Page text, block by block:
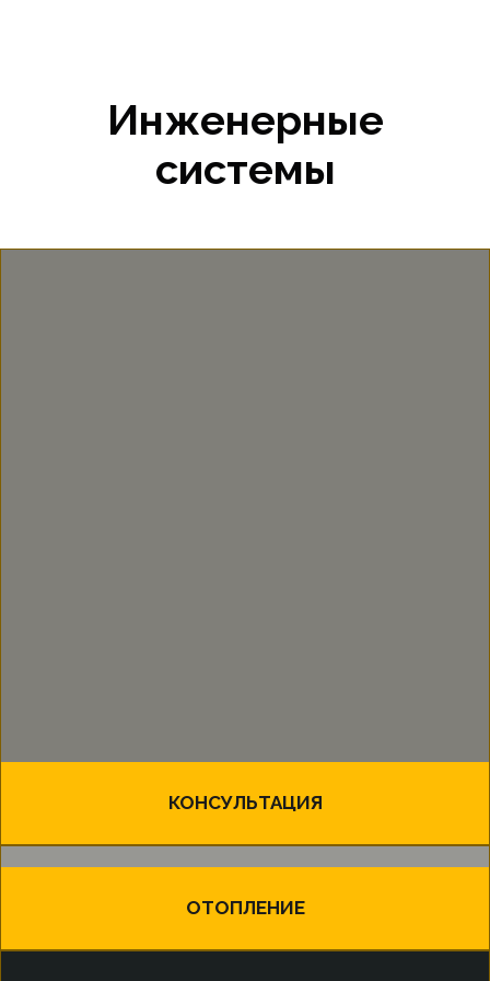
Инженерные
системы
КОНСУЛЬТАЦИЯ
ОТОПЛЕНИЕ